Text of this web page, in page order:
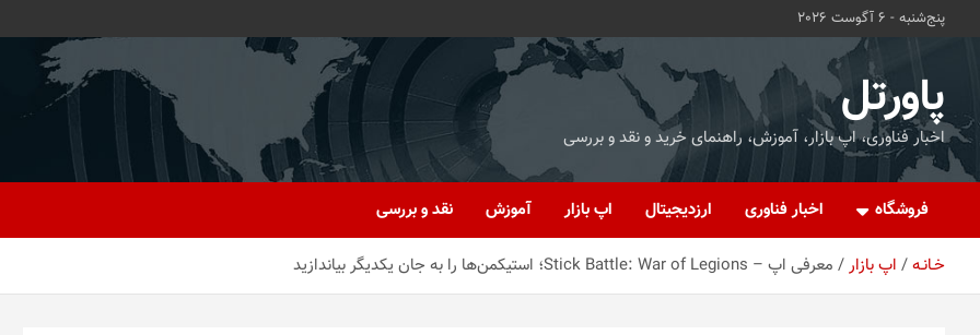
پنج‌شنبه - 6 آگوست 2026
پاورتل
اخبار فناوری، اپ بازار، آموزش، راهنمای خرید و نقد و بررسی
فروشگاه اخبار فناوری ارزدیجیتال اپ بازار آموزش نقد و بررسی
خـانـه اپ بازار معرفی اپ – Stick Battle: War of Legions؛ استیکمن‌ها را به جان یکدیگر بیاندازید